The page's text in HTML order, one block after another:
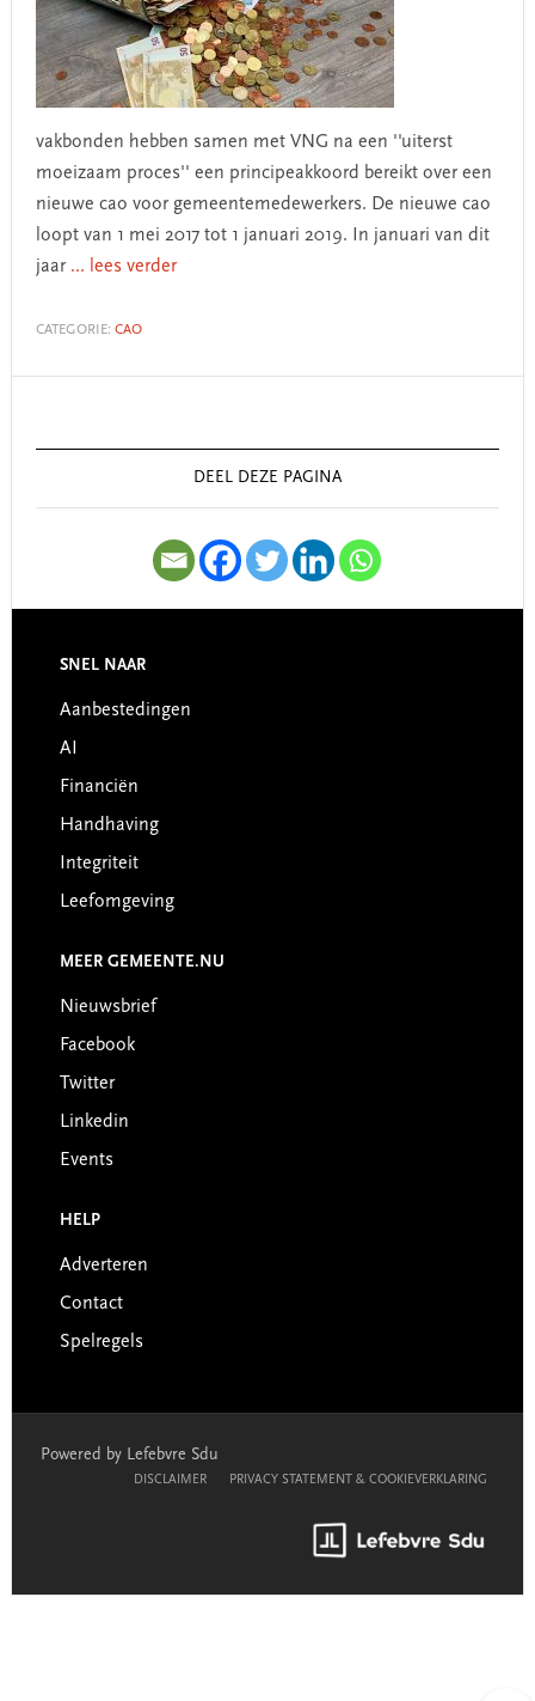
vakbonden hebben samen met VNG na een ''uiterst
moeizaam proces'' een principeakkoord bereikt over een
nieuwe cao voor gemeentemedewerkers. De nieuwe cao
loopt van 1 mei 2017 tot 1 januari 2019. In januari van dit
jaar ... lees verder
CATEGORIE: CAO
Sidebar
DEEL DEZE PAGINA
Footer
SNEL NAAR
Aanbestedingen
AI
Financiën
Handhaving
Integriteit
Leefomgeving
MEER GEMEENTE.NU
Nieuwsbrief
Facebook
Twitter
Linkedin
Events
HELP
Adverteren
Contact
Spelregels
Powered by Lefebvre Sdu
DISCLAIMER PRIVACY STATEMENT & COOKIEVERKLARING